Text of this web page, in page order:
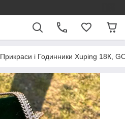
Прикраси і Годинники Xuping 18К,